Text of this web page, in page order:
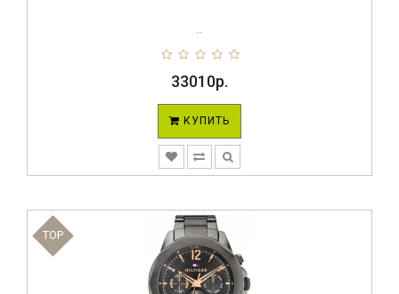
33010р.
КУПИТЬ
TOP